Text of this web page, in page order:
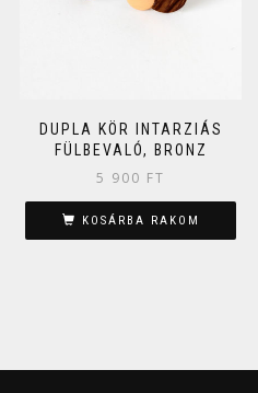
DUPLA KÖR INTARZIÁS
FÜLBEVALÓ, BRONZ
5 900 FT
KOSÁRBA RAKOM